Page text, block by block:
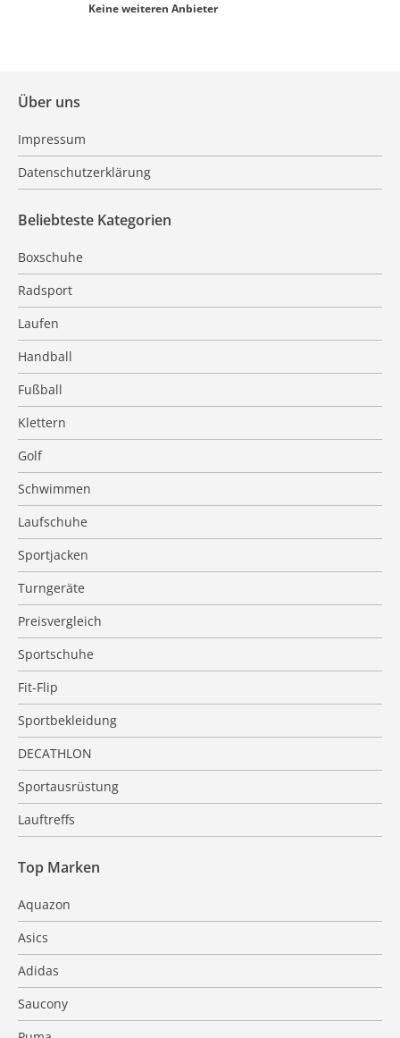
Keine weiteren Anbieter
Über uns
Impressum
Datenschutzerklärung
Beliebteste Kategorien
Boxschuhe
Radsport
Laufen
Handball
Fußball
Klettern
Golf
Schwimmen
Laufschuhe
Sportjacken
Turngeräte
Preisvergleich
Sportschuhe
Fit-Flip
Sportbekleidung
DECATHLON
Sportausrüstung
Lauftreffs
Top Marken
Aquazon
Asics
Adidas
Saucony